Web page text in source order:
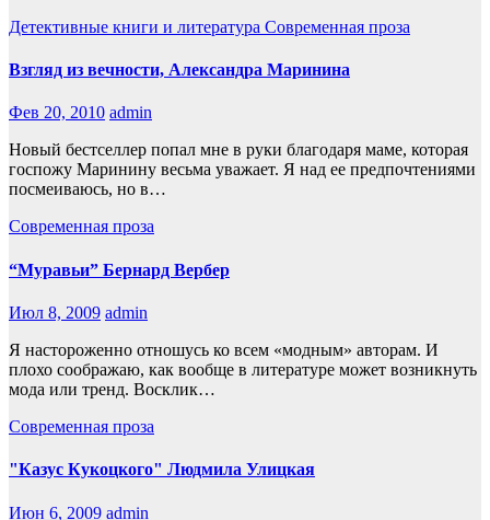
Детективные книги и литература Современная проза
Взгляд из вечности, Александра Маринина
Фев 20, 2010 admin
Новый бестселлер попал мне в руки благодаря маме, которая
госпожу Маринину весьма уважает. Я над ее предпочтениями
посмеиваюсь, но в…
Современная проза
“Муравьи” Бернард Вербер
Июл 8, 2009 admin
Я настороженно отношусь ко всем «модным» авторам. И
плохо соображаю, как вообще в литературе может возникнуть
мода или тренд. Восклик…
Современная проза
"Казус Кукоцкого" Людмила Улицкая
Июн 6, 2009 admin